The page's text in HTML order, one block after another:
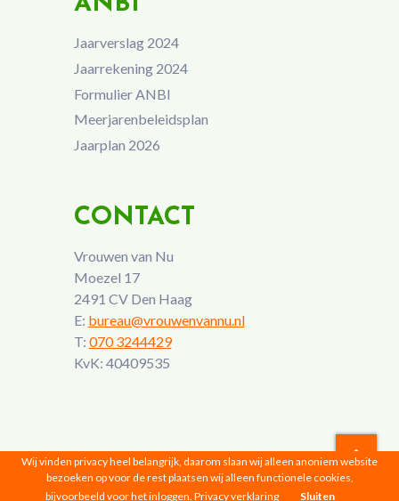
Jaarverslag 2024
Jaarrekening 2024
Formulier ANBI
Meerjarenbeleidsplan
Jaarplan 2026
CONTACT
Vrouwen van Nu
Moezel 17
2491 CV Den Haag
E: bureau@vrouwenvannu.nl
T: 070 3244429
KvK: 40409535
Vrouwen van Nu © 2026 |Privacyverklaring
Wij vinden privacy heel belangrijk, daarom slaan wij alleen anoniem website
bezoeken op voor de rest plaatsen wij alleen functionele cookies,
bijvoorbeeld voor het inloggen. Privacy verklaring Sluiten